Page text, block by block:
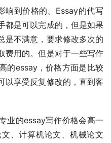
响到价格的。Essay的代写
都是可以完成的，但是如果
是不满意，要求修改多次的
费用的。但是对于一些写作
的essay，价格方面是比较
以享受反复修改的，直到客
业的essay写作价格会高一
、计算机论文、机械论文